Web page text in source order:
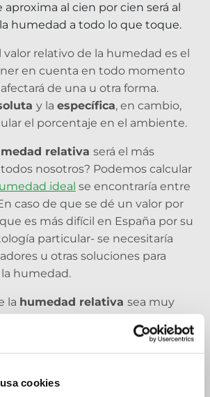
cookies
al cien por cien será al
humedad a todo lo que toque.
valor relativo de la humedad es el
en cuenta en todo momento
de una u otra forma.
y la específica, en cambio,
el porcentaje en el ambiente.
relativa será el más
nosotros? Podemos calcular
ideal se encontraría entre
caso de que se dé un valor por
es más difícil en España por su
particular- se necesitaría
u otras soluciones para
humedad.
la humedad relativa sea muy
deshumidificadores. Ya que en
originar problemas de salud y de
podemos utilizar los